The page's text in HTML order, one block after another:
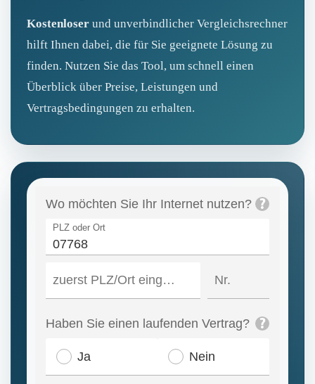
Kostenloser und unverbindlicher Vergleichsrechner
hilft Ihnen dabei, die für Sie geeignete Lösung zu
finden. Nutzen Sie das Tool, um schnell einen
Überblick über Preise, Leistungen und
Vertragsbedingungen zu erhalten.